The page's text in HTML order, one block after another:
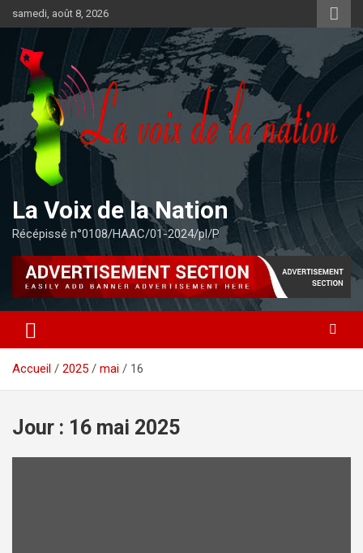
au
contenu
samedi, août 8, 2026
La Voix de la Nation
Récépissé n°0108/HAAC/01-2024/pl/P
Accueil 2025 mai 16
Jour : 16 mai 2025